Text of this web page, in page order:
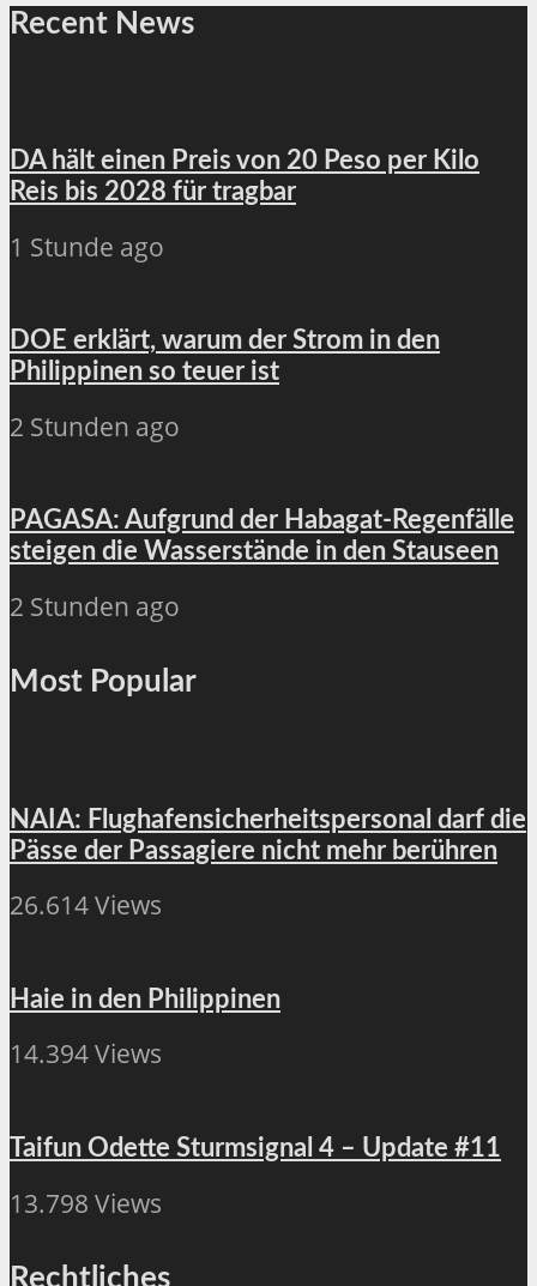
Recent News
DA hält einen Preis von 20 Peso per Kilo
Reis bis 2028 für tragbar
1 Stunde ago
DOE erklärt, warum der Strom in den
Philippinen so teuer ist
2 Stunden ago
PAGASA: Aufgrund der Habagat-Regenfälle
steigen die Wasserstände in den Stauseen
2 Stunden ago
Most Popular
NAIA: Flughafensicherheitspersonal darf die
Pässe der Passagiere nicht mehr berühren
26.614 Views
Haie in den Philippinen
14.394 Views
Taifun Odette Sturmsignal 4 – Update #11
13.798 Views
Rechtliches